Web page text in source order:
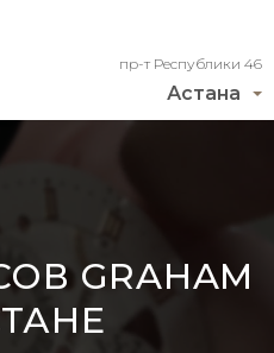
Астана
пр-т Республики 46
GRAHAM